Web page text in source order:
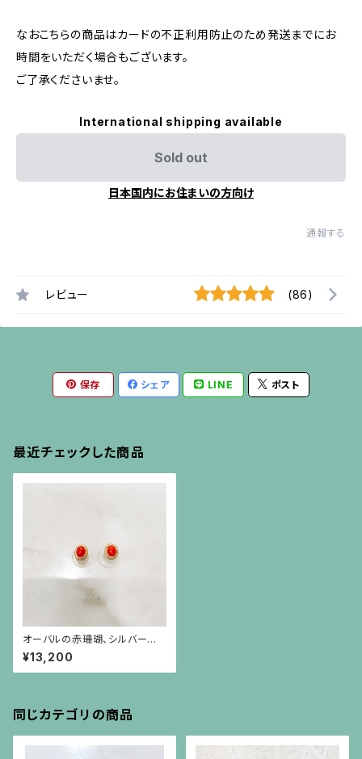
なおこちらの商品はカードの不正利用防止のため発送までにお
時間をいただく場合もございます。
ご了承くださいませ。
International shipping available
Sold out
日本国内にお住まいの方向け
通報する
レビュー (86)
保存 シェア LINE ポスト
最近チェックした商品
オーバルの赤珊瑚、シルバーに
ゴールドプレーティングのピアス
（チタンポスト）
¥13,200
同じカテゴリの商品